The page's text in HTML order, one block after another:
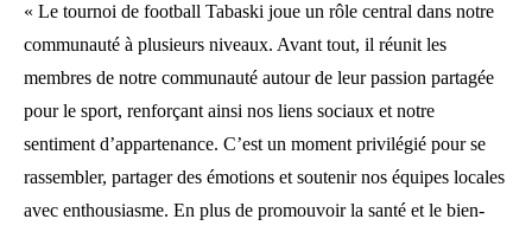
« Le tournoi de football Tabaski joue un rôle central dans notre
communauté à plusieurs niveaux. Avant tout, il réunit les
membres de notre communauté autour de leur passion partagée
pour le sport, renforçant ainsi nos liens sociaux et notre
sentiment d’appartenance. C’est un moment privilégié pour se
rassembler, partager des émotions et soutenir nos équipes locales
avec enthousiasme. En plus de promouvoir la santé et le bien-